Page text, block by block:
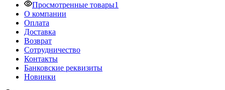
Просмотренные товары1
О компании
Оплата
Доставка
Возврат
Сотрудничество
Контакты
Банковские реквизиты
Новинки